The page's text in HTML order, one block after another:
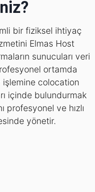
bir fiziksel ihtiyaç
Elmas Host
sunucuları veri
ortamda
işlemine colocation
içinde bulundurmak
profesyonel ve hızlı
yönetir.